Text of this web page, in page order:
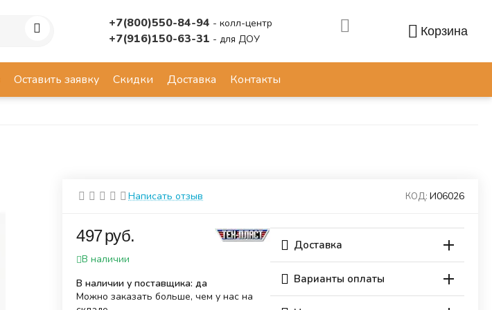
+7(800)550-84-94 - колл-центр
+7(916)150-63-31 - для ДОУ
Корзина
Оставить заявку Скидки Доставка Контакты
Написать отзыв КОД: И06026
‍497‍руб.
В наличии
В наличии у поставщика: да
Можно заказать больше, чем у нас на
Доставка
Варианты оплаты